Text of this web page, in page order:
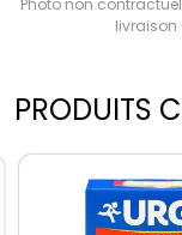
Photo non
livraison
PRODUITS